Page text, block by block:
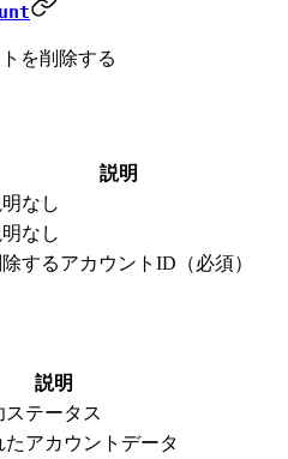
を削除する
説明
なし
なし
するアカウントID（必須）
説明
ステータス
たアカウントデータ